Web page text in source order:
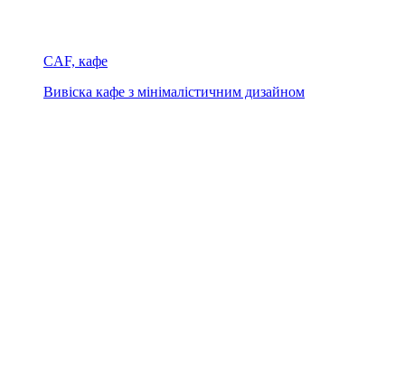
CAF, кафе
Вивіска кафе з мінімалістичним дизайном